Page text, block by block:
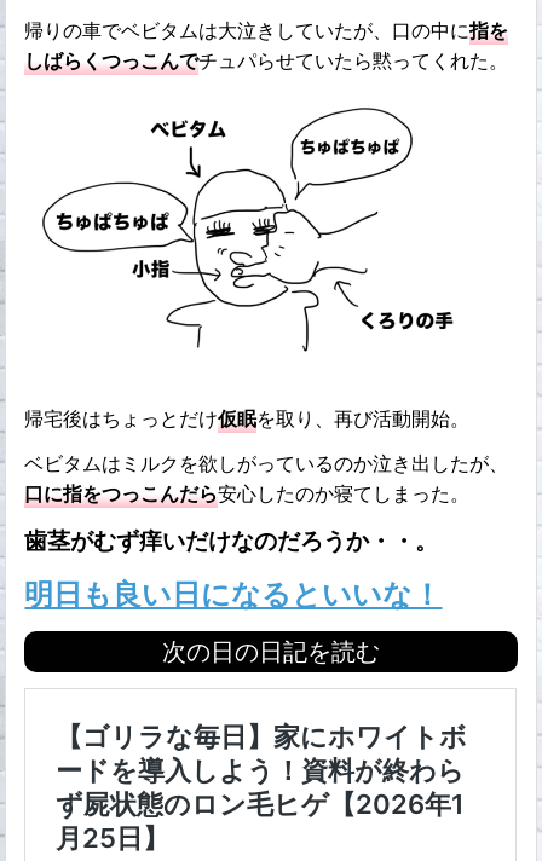
帰りの車でベビタムは大泣きしていたが、口の中に指を
しばらくつっこんでチュパらせていたら黙ってくれた。
帰宅後はちょっとだけ仮眠を取り、再び活動開始。
ベビタムはミルクを欲しがっているのか泣き出したが、
口に指をつっこんだら安心したのか寝てしまった。
歯茎がむず痒いだけなのだろうか・・。
明日も良い日になるといいな！
次の日の日記を読む